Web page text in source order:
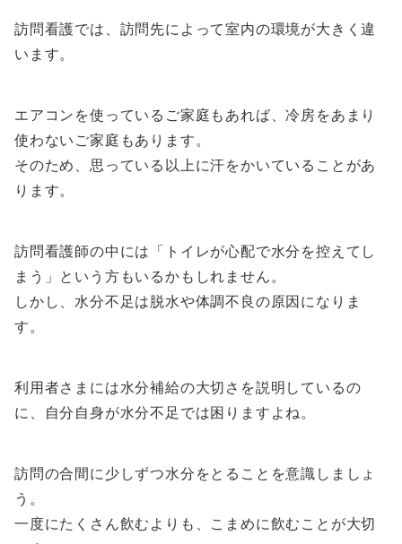
訪問看護では、訪問先によって室内の環境が大きく違
います。
エアコンを使っているご家庭もあれば、冷房をあまり
使わないご家庭もあります。
そのため、思っている以上に汗をかいていることがあ
ります。
訪問看護師の中には「トイレが心配で水分を控えてし
まう」という方もいるかもしれません。
しかし、水分不足は脱水や体調不良の原因になりま
す。
利用者さまには水分補給の大切さを説明しているの
に、自分自身が水分不足では困りますよね。
訪問の合間に少しずつ水分をとることを意識しましょ
う。
一度にたくさん飲むよりも、こまめに飲むことが大切